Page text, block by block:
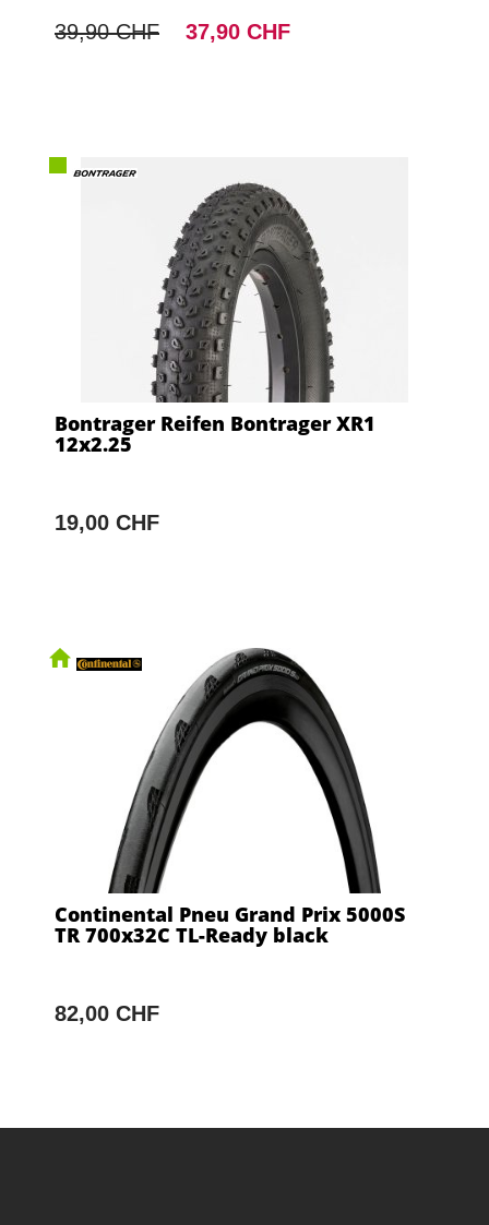
39,90 CHF 37,90 CHF
Bontrager Reifen Bontrager XR1
12x2.25
19,00 CHF
Continental Pneu Grand Prix 5000S
TR 700x32C TL-Ready black
82,00 CHF